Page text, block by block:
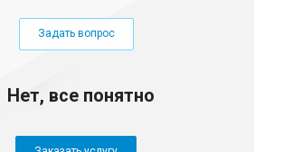
Задать вопрос
Нет, все понятно